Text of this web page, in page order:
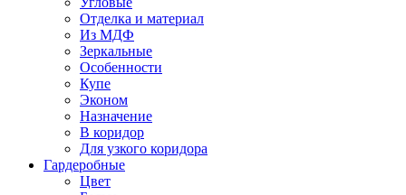
Отделка и материал
Из МДФ
Зеркальные
Особенности
Купе
Эконом
Назначение
В коридор
Для узкого коридора
Гардеробные
Цвет